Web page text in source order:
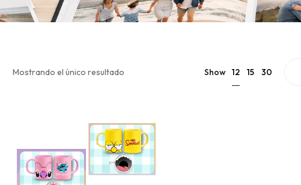
Mostrando el único resultado Show 12 15 30